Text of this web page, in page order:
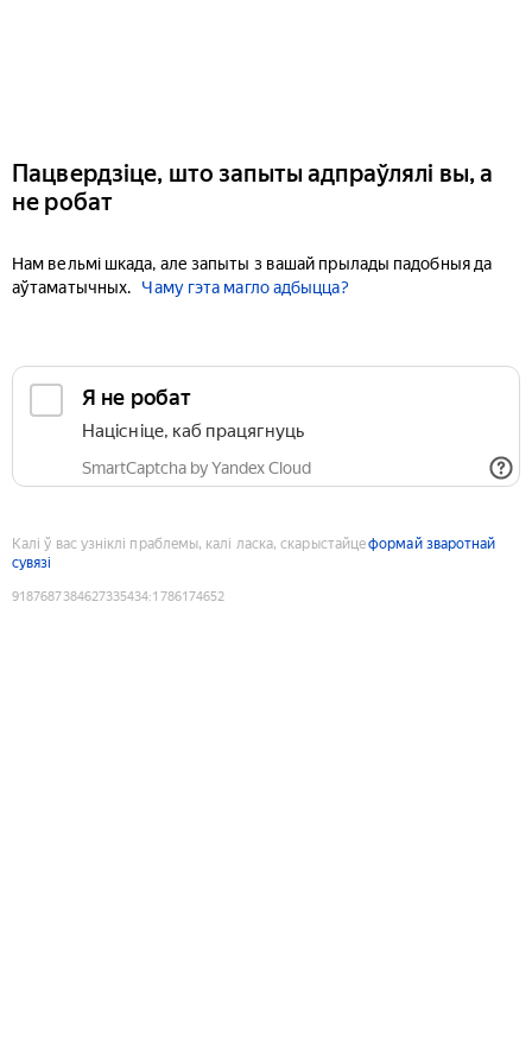
Пацвердзіце, што запыты адпраўлялі вы, а
не робат
Нам вельмі шкада, але запыты з вашай прылады падобныя да
аўтаматычных.
Чаму гэта магло адбыцца?
Я не робат
Націсніце, каб працягнуць
SmartCaptcha by Yandex Cloud
Калі ў вас узніклі праблемы, калі ласка, скарыстайцеформай зваротнай
сувязі
9187687384627335434:1786174652